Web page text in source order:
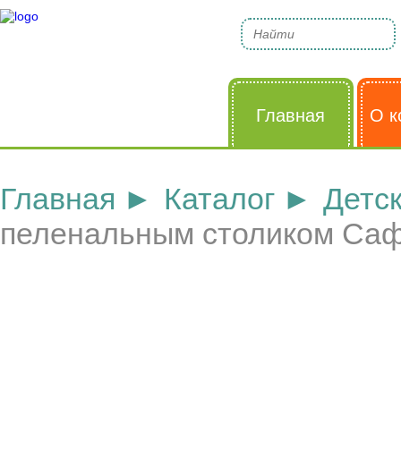
Главная О
Главная Каталог
пеленальным столиком